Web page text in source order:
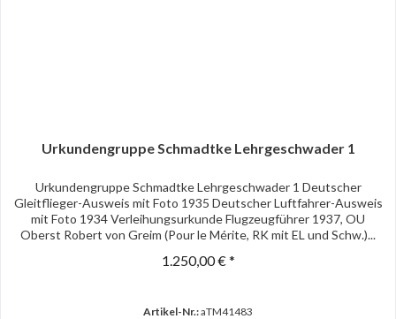
Urkundengruppe Schmadtke Lehrgeschwader 1
Urkundengruppe Schmadtke Lehrgeschwader 1 Deutscher
Gleitflieger-Ausweis mit Foto 1935 Deutscher Luftfahrer-Ausweis
mit Foto 1934 Verleihungsurkunde Flugzeugführer 1937, OU
Oberst Robert von Greim (Pour le Mérite, RK mit EL und Schw.)...
1.250,00 € *
Artikel-Nr.:aTM41483